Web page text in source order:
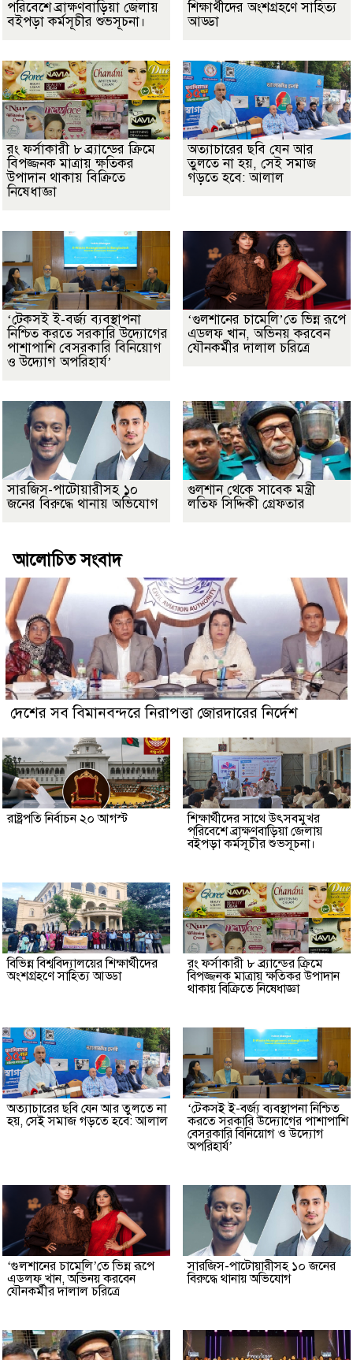
পরিবেশে ব্রাক্ষণবাড়িয়া জেলায়
বইপড়া কর্মসূচীর শুভসূচনা।
শিক্ষার্থীদের অংশগ্রহণে সাহিত্য
আড্ডা
রং ফর্সাকারী ৮ ব্র্যান্ডের ক্রিমে
বিপজ্জনক মাত্রায় ক্ষতিকর
উপাদান থাকায় বিক্রিতে
নিষেধাজ্ঞা
অত্যাচারের ছবি যেন আর
তুলতে না হয়, সেই সমাজ
গড়তে হবে: আলাল
‘টেকসই ই-বর্জ্য ব্যবস্থাপনা
নিশ্চিত করতে সরকারি উদ্যোগের
পাশাপাশি বেসরকারি বিনিয়োগ
ও উদ্যোগ অপরিহার্য’
‘গুলশানের চামেলি’তে ভিন্ন রূপে
এডলফ খান, অভিনয় করবেন
যৌনকর্মীর দালাল চরিত্রে
সারজিস-পাটোয়ারীসহ ১০
জনের বিরুদ্ধে থানায় অভিযোগ
গুলশান থেকে সাবেক মন্ত্রী
লতিফ সিদ্দিকী গ্রেফতার
আলোচিত সংবাদ
দেশের সব বিমানবন্দরে নিরাপত্তা জোরদারের নির্দেশ
রাষ্ট্রপতি নির্বাচন ২০ আগস্ট
শিক্ষার্থীদের সাথে উৎসবমুখর
পরিবেশে ব্রাক্ষণবাড়িয়া জেলায়
বইপড়া কর্মসূচীর শুভসূচনা।
বিভিন্ন বিশ্ববিদ্যালয়ের শিক্ষার্থীদের
অংশগ্রহণে সাহিত্য আড্ডা
রং ফর্সাকারী ৮ ব্র্যান্ডের ক্রিমে
বিপজ্জনক মাত্রায় ক্ষতিকর উপাদান
থাকায় বিক্রিতে নিষেধাজ্ঞা
অত্যাচারের ছবি যেন আর তুলতে না
হয়, সেই সমাজ গড়তে হবে: আলাল
‘টেকসই ই-বর্জ্য ব্যবস্থাপনা নিশ্চিত
করতে সরকারি উদ্যোগের পাশাপাশি
বেসরকারি বিনিয়োগ ও উদ্যোগ
অপরিহার্য’
‘গুলশানের চামেলি’তে ভিন্ন রূপে
এডলফ খান, অভিনয় করবেন
যৌনকর্মীর দালাল চরিত্রে
সারজিস-পাটোয়ারীসহ ১০ জনের
বিরুদ্ধে থানায় অভিযোগ